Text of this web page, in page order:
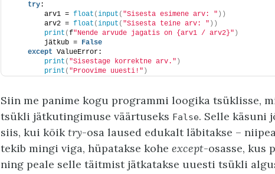
try:
        arv1 =
float (input ( "Sisesta esimene arv: " ))
        arv2 =
float (input ( "Sisesta teine arv: " ))
print (f"Nende arvude jagatis on {arv1 / arv2}" )
        jätkub =
False
except ValueError:
print ( "Sisestage korrektne arv." )
print ( "Proovime uuesti!" )
Siin me panime kogu programmi loogika tsüklisse,
tsükli jätkutingimuse väärtuseks False. Selle käsuni
siis, kui kõiktry-osa laused edukalt läbitakse –
tekib mingi viga, hüpatakse kohe except-osasse, kus
ning peale selle täitmist jätkatakse uuesti tsükli